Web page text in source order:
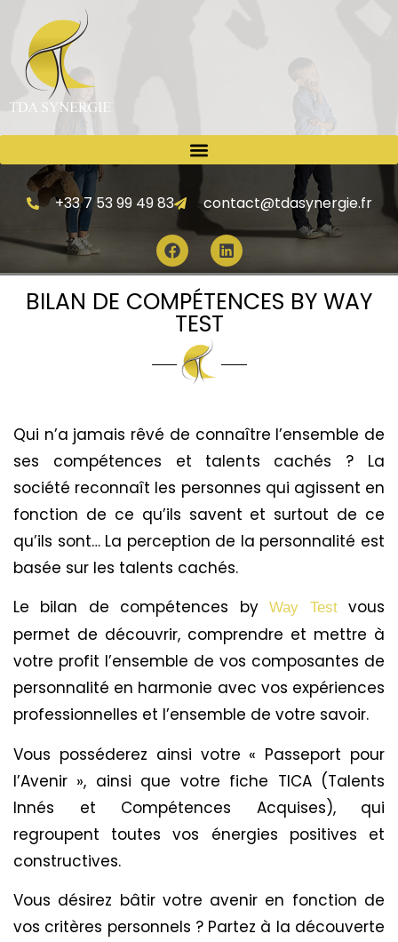
+33 7 53 99 49 83 contact@tdasynergie.fr
BILAN DE COMPÉTENCES BY WAY
TEST
Qui n’a jamais rêvé de connaître l’ensemble de
ses compétences et talents cachés ? La
société reconnaît les personnes qui agissent en
fonction de ce qu’ils savent et surtout de ce
qu’ils sont… La perception de la personnalité est
basée sur les talents cachés.
Le bilan de compétences byWay Testvous
permet de découvrir, comprendre et mettre à
votre profit l’ensemble de vos composantes de
personnalité en harmonie avec vos expériences
professionnelles et l’ensemble de votre savoir.
Vous posséderez ainsi votre « Passeport pour
l’Avenir », ainsi que votre fiche TICA (Talents
Innés et Compétences Acquises), qui
regroupent toutes vos énergies positives et
constructives.
Vous désirez bâtir votre avenir en fonction de
vos critères personnels ? Partez à la découverte